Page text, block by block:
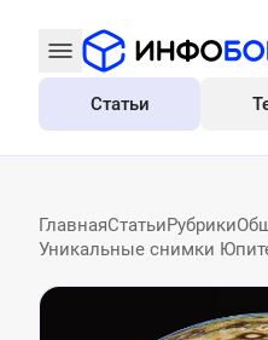
Все
Статьи
ГлавнаяСтатьиРубрики
Уникальные снимки